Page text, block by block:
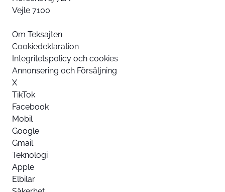
Vejle 7100
Om Teksajten
Cookiedeklaration
Integritetspolicy och cookies
Annonsering och Försäljning
X
TikTok
Facebook
Mobil
Google
Gmail
Teknologi
Apple
Elbilar